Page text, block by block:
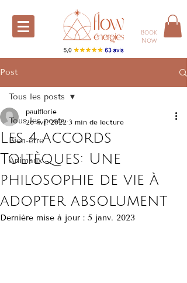
Book
Now
Post
Tous les posts
Bien-être
Animaux
Tous les posts
Les 4 accords
Toltèques: Une
philosophie de vie à
adopter absolument
paulflorie
26 avr. 2022 3 min de lecture
Dernière mise à jour : 5 janv. 2023